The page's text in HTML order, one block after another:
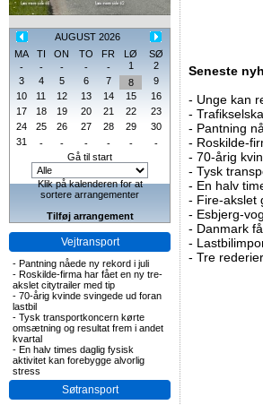
AUGUST 2026
MA
TI ON TO FR LØ
SØ
-
- - - - 1
2
3
4 5 6 7 8
9
10
11 12 13 14 15
16
17
18 19 20 21 22
23
24
25 26 27 28 29
30
31
- - - - -
-
Gå til start
Klik på kalenderen for at
sortere arrangementer
Tilføj arrangement
Vejtransport
- Pantning nåede ny rekord i juli
- Roskilde-firma har fået en ny tre-
akslet citytrailer med tip
- 70-årig kvinde svingede ud foran
lastbil
- Tysk transportkoncern kørte
omsætning og resultat frem i andet
kvartal
- En halv times daglig fysisk
aktivitet kan forebygge alvorlig
stress
Søtransport
Seneste
- Unge kan
-
- Pantning
- Roskilde-
- 70-årig
- Tysk
- En halv
- Fire-akslet
- Esbjerg-
- Danmark
-
- Tre